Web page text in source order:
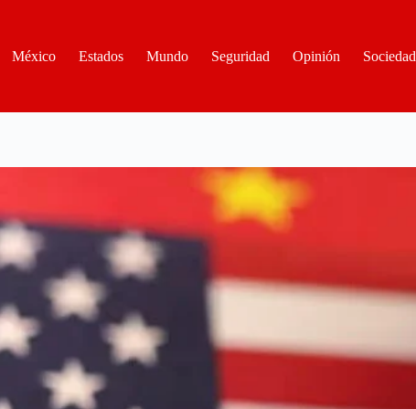
México
Estados Mundo Seguridad Opinión Sociedad